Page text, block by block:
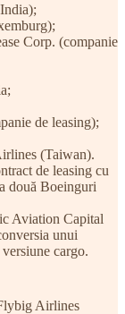
Corp. (companie
de leasing);
(Taiwan).
de leasing cu
două Boeinguri
Aviation Capital
unui
cargo.
Airlines